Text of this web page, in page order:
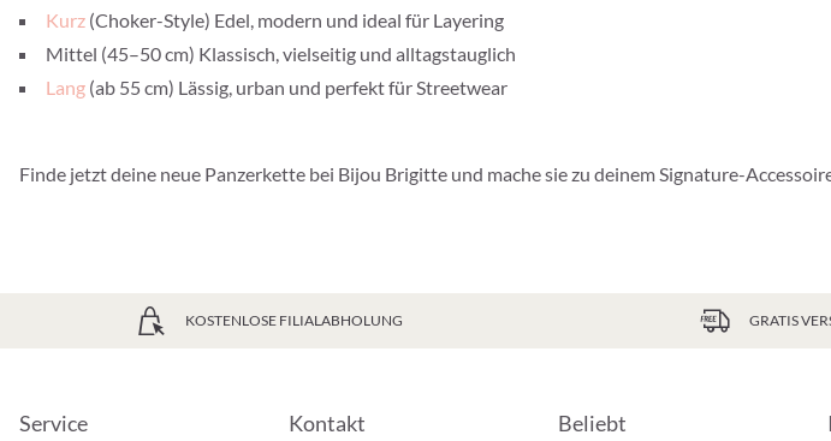
Kurz (Choker-Style) Edel, modern und ideal für Layering
Mittel (45–50 cm) Klassisch, vielseitig und alltagstauglich
Lang (ab 55 cm) Lässig, urban und perfekt für Streetwear
Finde jetzt deine neue Panzerkette bei Bijou Brigitte und mache sie zu deinem Signature-
KOSTENLOSE FILIALABHOLUNG GRATIS
Service Kontakt Beliebt